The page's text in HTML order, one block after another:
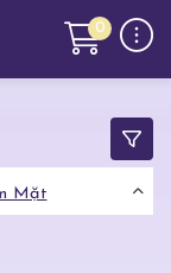
0
Mặt